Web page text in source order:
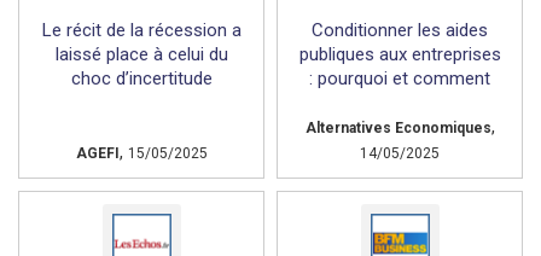
Le récit de la récession a
laissé place à celui du
choc d’incertitude
AGEFI , 15/05/2025
Conditionner les aides
publiques aux entreprises
: pourquoi et comment
Alternatives Economiques,
14/05/2025